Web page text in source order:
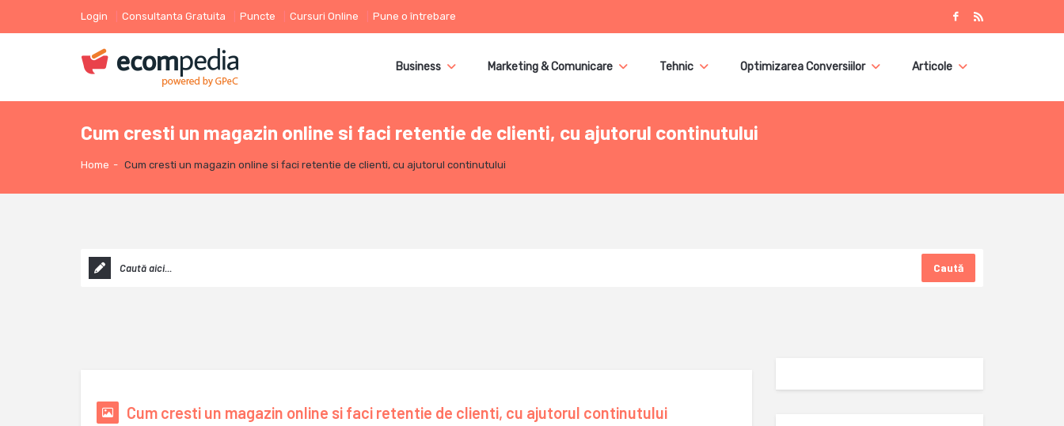
Login Consultanta Gratuita Puncte Cursuri Online Pune o întrebare
Business Marketing & Comunicare Tehnic Optimizarea Conversiilor Articole
Cum cresti un magazin online si faci retentie de clienti, cu ajutorul continutului
Home - Cum cresti un magazin online si faci retentie de clienti, cu ajutorul continutului
Caută
Cum cresti un magazin online si faci retentie de clienti, cu ajutorul continutului